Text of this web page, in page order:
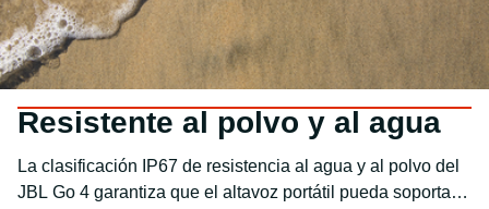
Resistente al polvo y al agua
La clasificación IP67 de resistencia al agua y al polvo del
JBL Go 4 garantiza que el altavoz portátil pueda soportar